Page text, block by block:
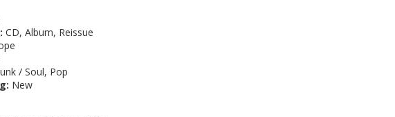
CD, Album, Reissue
/ Soul, Pop
New